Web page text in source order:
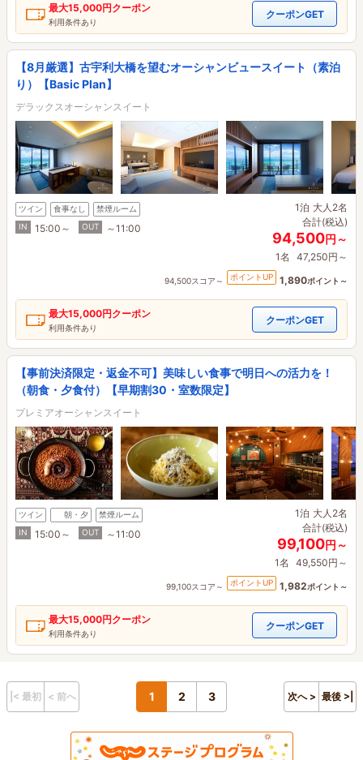
最大15,000円クーポン
利用条件あり
クーポンGET
【8月厳選】古宇利大橋を望むオーシャンビュースイート（素泊
り）【Basic Plan】
デラックスオーシャンスイート
ツイン 食事なし
禁煙ルーム
IN
15:00～ OUT ～11:00
1泊 大人2名
合計(税込)
94,500円～
1名 47,250円～
94,500スコア～ ポイントUP 1,890ポイント～
最大15,000円クーポン
利用条件あり
クーポンGET
【事前決済限定・返金不可】美味しい食事で明日への活力を！
（朝食・夕食付）【早期割30・室数限定】
プレミアオーシャンスイート
ツイン 朝・夕
禁煙ルーム
IN
15:00～ OUT ～11:00
1泊 大人2名
合計(税込)
99,100円～
1名 49,550円～
99,100スコア～ ポイントUP 1,982ポイント～
最大15,000円クーポン
利用条件あり
クーポンGET
|< 最初 < 前へ 1 2 3 次へ > 最後 >|